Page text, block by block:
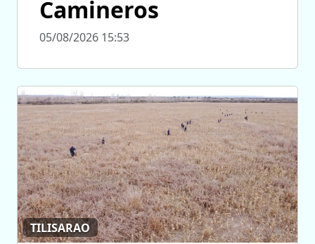
Camineros
05/08/2026 15:53
TILISARAO